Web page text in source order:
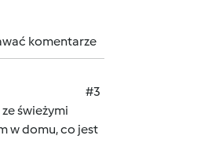
komentarze
#3
świeżymi
w domu, co jest